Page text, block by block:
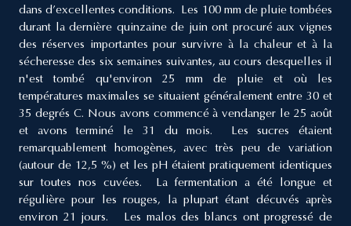
dans d’excellentes conditions. Les 100 mm de pluie tombées
durant la dernière quinzaine de juin ont procuré aux vignes
des réserves importantes pour survivre à la chaleur et à la
sécheresse des six semaines suivantes, au cours desquelles il
n'est tombé qu'environ 25 mm de pluie et où les
températures maximales se situaient généralement entre 30 et
35 degrés C. Nous avons commencé à vendanger le 25 août
et avons terminé le 31 du mois. Les sucres étaient
remarquablement homogènes, avec très peu de variation
(autour de 12,5 %) et les pH étaient pratiquement identiques
sur toutes nos cuvées. La fermentation a été longue et
régulière pour les rouges, la plupart étant décuvés après
environ 21 jours. Les malos des blancs ont progressé de